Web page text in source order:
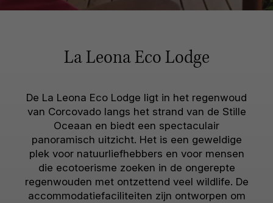
La Leona Eco Lodge
De La Leona Eco Lodge ligt in het regenwoud
van Corcovado langs het strand van de Stille
Oceaan en biedt een spectaculair
panoramisch uitzicht. Het is een geweldige
plek voor natuurliefhebbers en voor mensen
die ecotoerisme zoeken in de ongerepte
regenwouden met ontzettend veel wildlife. De
accommodatiefaciliteiten zijn ontworpen om